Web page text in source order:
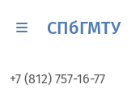
СПбГМТУ
+7 (812) 757-16-77